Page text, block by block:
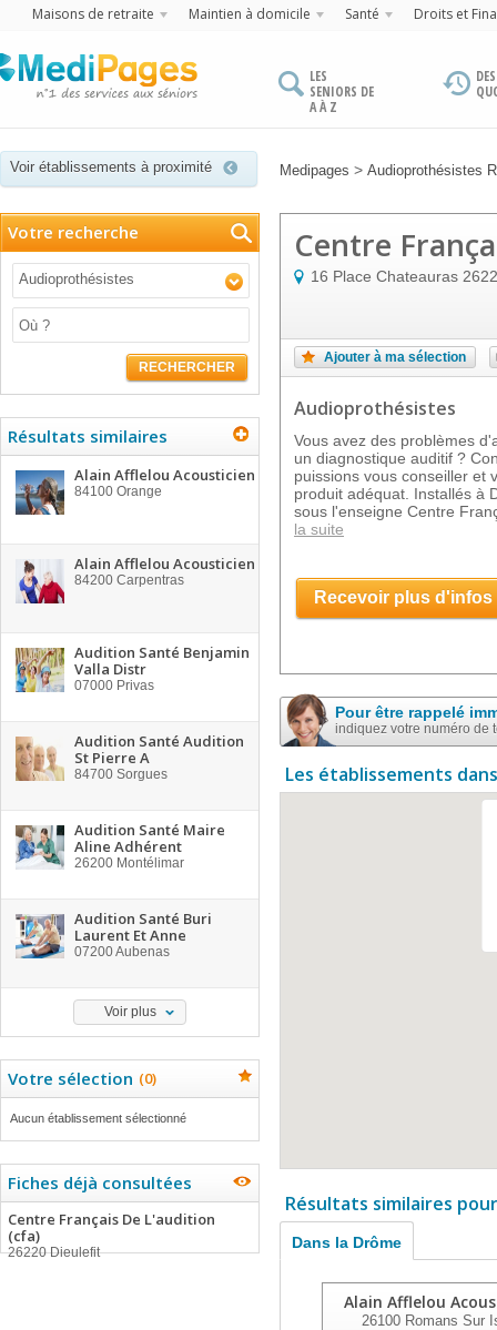
Maisons de retraite Maintien à domicile Santé Droits et
LES
SENIORS DE
A À Z
Voir établissements à proximité Medipages > Audioprothésistes
Votre recherche
Audioprothésistes
RECHERCHER
Résultats similaires
Alain Afflelou Acousticien
84100 Orange
Alain Afflelou Acousticien
84200 Carpentras
Audition Santé Benjamin
Valla Distr
07000 Privas
Audition Santé Audition
St Pierre A
84700 Sorgues
Audition Santé Maire
Aline Adhérent
26200 Montélimar
Audition Santé Buri
Laurent Et Anne
07200Aubenas
Voir plus
Votre sélection (0)
Aucun établissement sélectionné
Fiches déjà consultées
Centre Français De L'audition
(cfa)
26220 Dieulefit
Centre
16 Place Chateauras
Ajouter à ma sélection
Audioprothésistes
Vous avez des problèmes
un diagnostique auditif ?
puissions vous conseiller et
produit adéquat. Installés à
sous l'enseigne Centre
la suite
Recevoir plus d'infos
Pour être rappelé
indiquez votre numéro de
Les établissements
Résultats similaires
Dans la Drôme
Alain Afflelou
26100Romans Sur